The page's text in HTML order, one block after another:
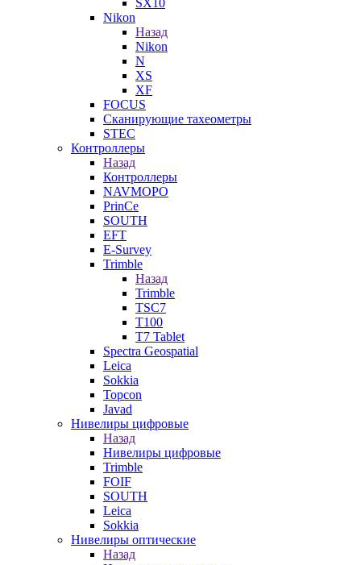
SX10
Nikon
Назад
Nikon
N
XS
XF
FOCUS
Сканирующие тахеометры
STEC
Контроллеры
Назад
Контроллеры
NAVMOPO
PrinCe
SOUTH
EFT
E-Survey
Trimble
Назад
Trimble
TSC7
T100
T7 Tablet
Spectra Geospatial
Leica
Sokkia
Topcon
Javad
Нивелиры цифровые
Назад
Нивелиры цифровые
Trimble
FOIF
SOUTH
Leica
Sokkia
Нивелиры оптические
Назад